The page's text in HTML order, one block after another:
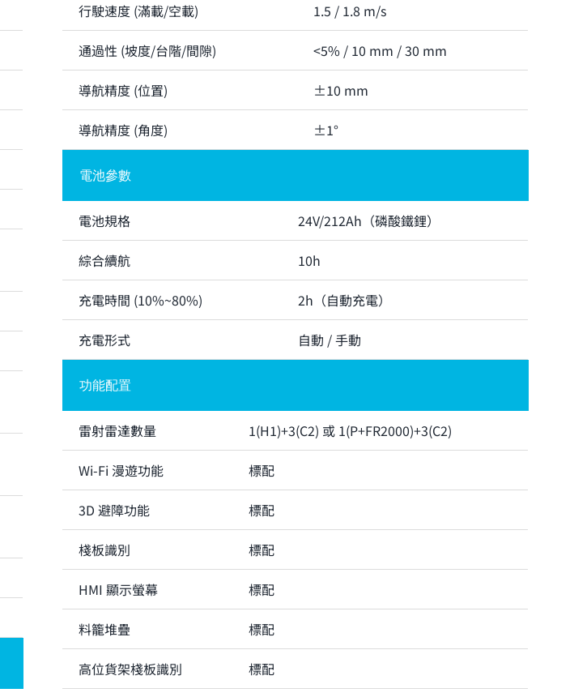
行駛速度 (滿載/空載) 1.5 / 1.8 m/s
通過性 (坡度/台階/間隙) <5% / 10 mm / 30 mm
導航精度 (位置) ±10 mm
導航精度 (角度) ±1°
電池參數
電池規格 24V/212Ah（磷酸鐵鋰）
綜合續航 10h
充電時間 (10%~80%) 2h（自動充電）
充電形式 自動 / 手動
功能配置
雷射雷達數量 1(H1)+3(C2) 或 1(P+FR2000)+3(C2)
Wi-Fi 漫遊功能 標配
3D 避障功能 標配
棧板識別 標配
HMI 顯示螢幕 標配
料籠堆疊 標配
高位貨架棧板識別 標配